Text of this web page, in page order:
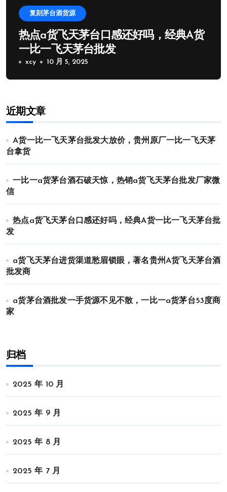
复刻茅台酒货源
热点a货飞天茅台口感还好吗，经典A货
一比一飞天茅台批发
xcy 10 月 5, 2025
近期文章
A货一比一飞天茅台批发大放价，贵州原厂一比一飞天茅
台拿货
一比一a货茅台酒石破天惊，热销a货飞天茅台批发厂家微
信
热点a货飞天茅台口感还好吗，经典A货一比一飞天茅台批
发
a货飞天茅台进货渠道愁眉锁眼，著名贵州A货飞天茅台酒
批发商
a货茅台酒批发一手货源不见不散，一比一a货茅台53度商
家
归档
2025 年 10 月
2025 年 9 月
2025 年 8 月
2025 年 7 月